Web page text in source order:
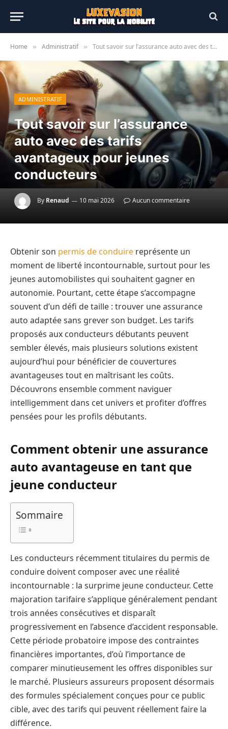
Home » Administratif » Tout savoir sur l’assurance auto avec des tarifs avantageux pour jeunes conducteurs
ADMINISTRATIF
Tout savoir sur l’assurance
auto avec des tarifs
avantageux pour jeunes
conducteurs
By Renaud 10 mai 2026 Aucun commentaire
Obtenir son permis de conduire représente un
moment de liberté incontournable, surtout pour les
jeunes automobilistes qui souhaitent gagner en
autonomie. Pourtant, cette étape s’accompagne
souvent d’un défi de taille : trouver une assurance
auto adaptée sans grever son budget. Les tarifs
proposés aux conducteurs débutants peuvent
sembler élevés, mais plusieurs solutions existent
aujourd’hui pour bénéficier de couvertures
avantageuses tout en maîtrisant les coûts.
Découvrons ensemble comment naviguer
intelligemment dans cet univers et profiter d’offres
pensées pour les profils débutants.
Comment obtenir une assurance
auto avantageuse en tant que
jeune conducteur
Sommaire
Les conducteurs récemment titulaires du permis de
conduire doivent composer avec une réalité
incontournable : la surprime jeune conducteur. Cette
majoration tarifaire s’applique généralement pendant
trois années consécutives et disparaît
progressivement en l’absence d’accident responsable.
Cette période probatoire impose des contraintes
financières importantes, d’où l’importance de
comparer minutieusement les offres disponibles sur
le marché. Plusieurs assureurs proposent désormais
des formules spécialement conçues pour ce public
cible, avec des tarifs qui peuvent réellement faire la
différence.